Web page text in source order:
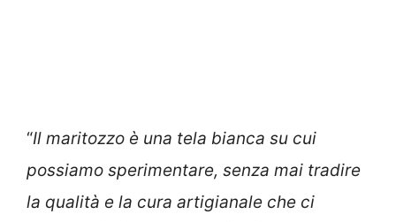
“Il maritozzo è una tela bianca su cui
possiamo sperimentare, senza mai tradire
la qualità e la cura artigianale che ci